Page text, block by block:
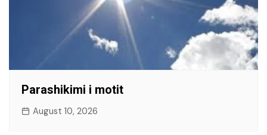
Parashikimi i motit
August 10, 2026